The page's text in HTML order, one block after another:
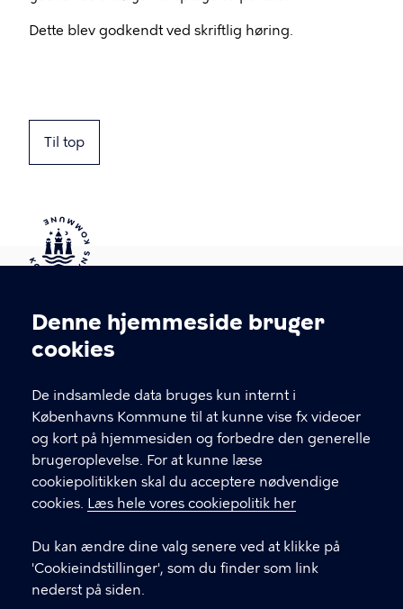
Cookieindstillinger
Denne hjemmeside bruger
cookies
De indsamlede data bruges kun internt i
Københavns Kommune til at kunne vise fx videoer
og kort på hjemmesiden og forbedre den generelle
brugeroplevelse. For at kunne læse
cookiepolitikken skal du acceptere nødvendige
cookies. Læs hele vores cookiepolitik her
Du kan ændre dine valg senere ved at klikke på
'Cookieindstillinger', som du finder som link
nederst på siden.
Dette blev godkendt ved skriftlig høring.
Til top
Kontakt Københavns Kommune
T
fFind andre kontakter her
CVR-nummer64942212
GENVEJE
Digital Post
Databeskyttelse